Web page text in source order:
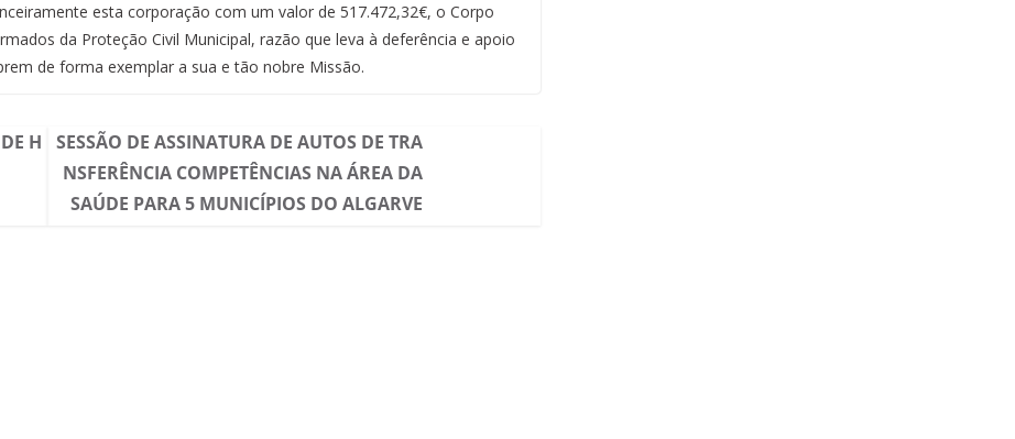
esta corporação com um valor de 517.472,32€, o Corpo
da Proteção Civil Municipal, razão que leva à deferência e apoio
de forma exemplar a sua e tão nobre Missão.
H
SESSÃO DE ASSINATURA DE AUTOS DE TRA
NSFERÊNCIA COMPETÊNCIAS NA ÁREA DA
SAÚDE PARA 5 MUNICÍPIOS DO ALGARVE